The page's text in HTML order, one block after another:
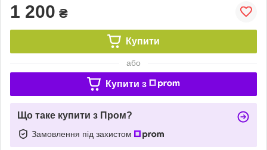
1 200 ₴
Купити
або
Купити з
Що таке купити з Пром?
Замовлення під захистом